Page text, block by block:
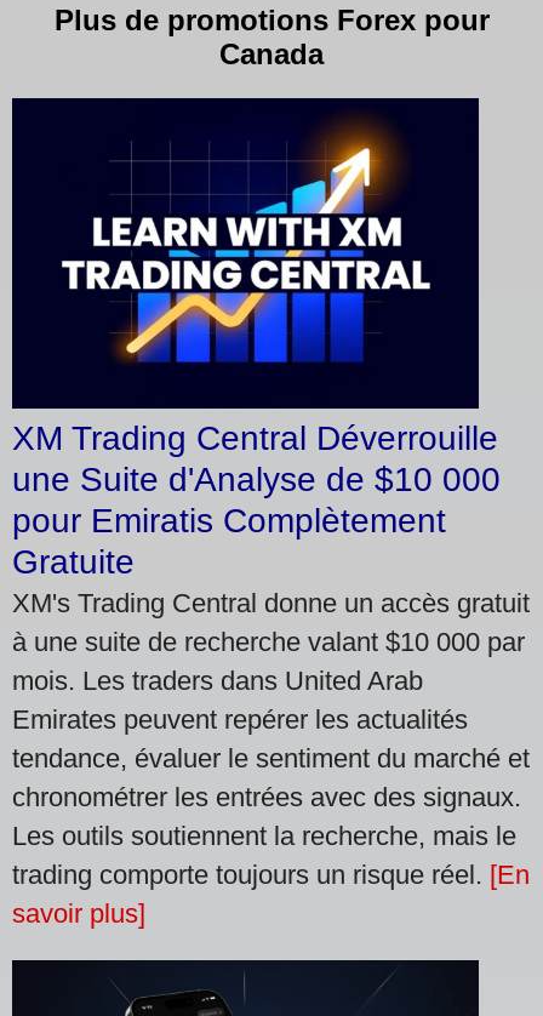
Plus de promotions Forex pour
Canada
XM Trading Central Déverrouille
une Suite d'Analyse de $10 000
pour Emiratis Complètement
Gratuite
XM's Trading Central donne un accès gratuit
à une suite de recherche valant $10 000 par
mois. Les traders dans United Arab
Emirates peuvent repérer les actualités
tendance, évaluer le sentiment du marché et
chronométrer les entrées avec des signaux.
Les outils soutiennent la recherche, mais le
trading comporte toujours un risque réel. [En
savoir plus]